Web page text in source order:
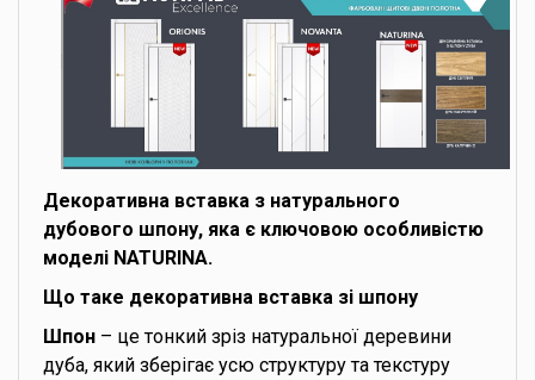
Декоративна вставка з натурального
дубового шпону, яка є ключовою особливістю
моделі NATURINA.
Що таке декоративна вставка зі шпону
Шпон – це тонкий зріз натуральної деревини
дуба, який зберігає усю структуру та текстуру